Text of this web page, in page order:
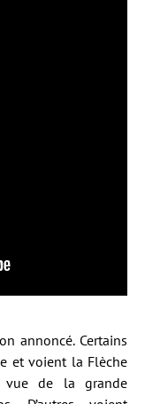
annoncé. Certains
et voient la Flèche
vue de la grande